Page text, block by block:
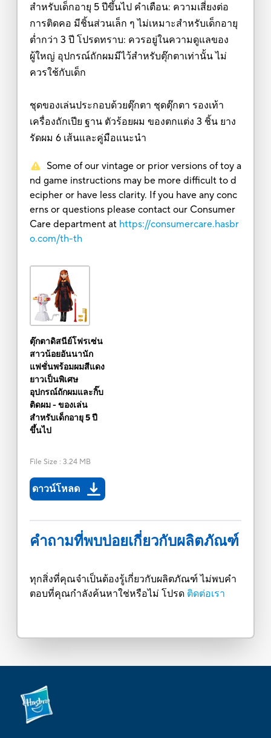
สำหรับเด็กอายุ 5 ปีขึ้นไป คำเตือน: ความเสี่ยงต่อ
การติดคอ มีชิ้นส่วนเล็ก ๆ ไม่เหมาะสำหรับเด็กอายุ
ต่ำกว่า 3 ปี โปรดทราบ: ควรอยู่ในความดูแลของ
ผู้ใหญ่ อุปกรณ์ถักผมมีไว้สำหรับตุ๊กตาเท่านั้น ไม่
ควรใช้กับเด็ก
ชุดของเล่นประกอบด้วยตุ๊กตา ชุดตุ๊กตา รองเท้า
เครื่องถักเปีย ฐาน ตัวร้อยผม ของตกแต่ง 3 ชิ้น ยาง
รัดผม 6 เส้นและคู่มือแนะนำ
Some of our vintage or prior versions of toy a
nd game instructions may be more difficult to d
ecipher or have less clarity. If you have any conc
erns or questions please contact our Consumer
Care department at https://consumercare.hasbr
o.com/th-th
ตุ๊กตาดิสนีย์โฟรเซ่น
สาวน้อยอันนานัก
แฟชั่นพร้อมผมสีแดง
ยาวเป็นพิเศษ
อุปกรณ์ถักผมและกิ๊บ
ติดผม - ของเล่น
สำหรับเด็กอายุ 5 ปี
ขึ้นไป
File Size : 3.24 MB
ดาวน์โหลด
คำถามที่พบบ่อยเกี่ยวกับผลิตภัณฑ์
ทุกสิ่งที่คุณจำเป็นต้องรู้เกี่ยวกับผลิตภัณฑ์ ไม่พบคำ
ตอบที่คุณกำลังค้นหาใช่หรือไม่ โปรด ติดต่อเรา